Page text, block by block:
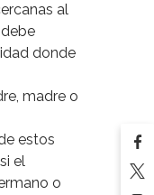
al
donde
madre o
estos
el
o